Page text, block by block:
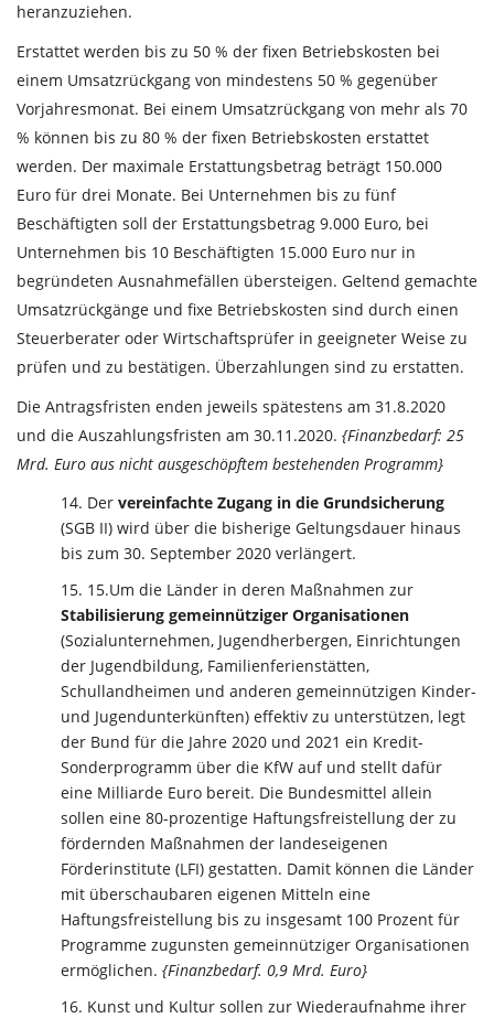
heranzuziehen.
Erstattet werden bis zu 50 % der fixen Betriebskosten bei
einem Umsatzrückgang von mindestens 50 % gegenüber
Vorjahresmonat. Bei einem Umsatzrückgang von mehr als 70
% können bis zu 80 % der fixen Betriebskosten erstattet
werden. Der maximale Erstattungsbetrag beträgt 150.000
Euro für drei Monate. Bei Unternehmen bis zu fünf
Beschäftigten soll der Erstattungsbetrag 9.000 Euro, bei
Unternehmen bis 10 Beschäftigten 15.000 Euro nur in
begründeten Ausnahmefällen übersteigen. Geltend gemachte
Umsatzrückgänge und fixe Betriebskosten sind durch einen
Steuerberater oder Wirtschaftsprüfer in geeigneter Weise zu
prüfen und zu bestätigen. Überzahlungen sind zu erstatten.
Die Antragsfristen enden jeweils spätestens am 31.8.2020
und die Auszahlungsfristen am 30.11.2020. {Finanzbedarf: 25
Mrd. Euro aus nicht ausgeschöpftem bestehenden Programm}
Der vereinfachte Zugang in die Grundsicherung
(SGB II) wird über die bisherige Geltungsdauer hinaus
bis zum 30. September 2020 verlängert.
15.Um die Länder in deren Maßnahmen zur
Stabilisierung gemeinnütziger Organisationen
(Sozialunternehmen, Jugendherbergen, Einrichtungen
der Jugendbildung, Familienferienstätten,
Schullandheimen und anderen gemeinnützigen Kinder-
und Jugendunterkünften) effektiv zu unterstützen, legt
der Bund für die Jahre 2020 und 2021 ein Kredit-
Sonderprogramm über die KfW auf und stellt dafür
eine Milliarde Euro bereit. Die Bundesmittel allein
sollen eine 80-prozentige Haftungsfreistellung der zu
fördernden Maßnahmen der landeseigenen
Förderinstitute (LFI) gestatten. Damit können die Länder
mit überschaubaren eigenen Mitteln eine
Haftungsfreistellung bis zu insgesamt 100 Prozent für
Programme zugunsten gemeinnütziger Organisationen
ermöglichen. {Finanzbedarf. 0,9 Mrd. Euro}
Kunst und Kultur sollen zur Wiederaufnahme ihrer